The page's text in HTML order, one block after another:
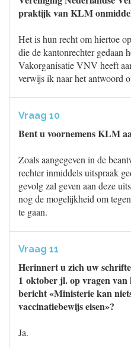
praktijk van KLM
Het is hun recht om hiertoe
die de kantonrechter gedaan
Vakorganisatie VNV heeft
verwijs ik naar het antwoord
Vraag 10
Bent u voornemens KLM
Zoals aangegeven in de
rechter inmiddels uitspraak
gevolg zal geven aan deze
nog de mogelijkheid om
te gaan.
Vraag 11
Herinnert u zich uw
1 oktober jl. op vragen van
bericht «Ministerie kan
vaccinatiebewijs eisen»?
Ja.